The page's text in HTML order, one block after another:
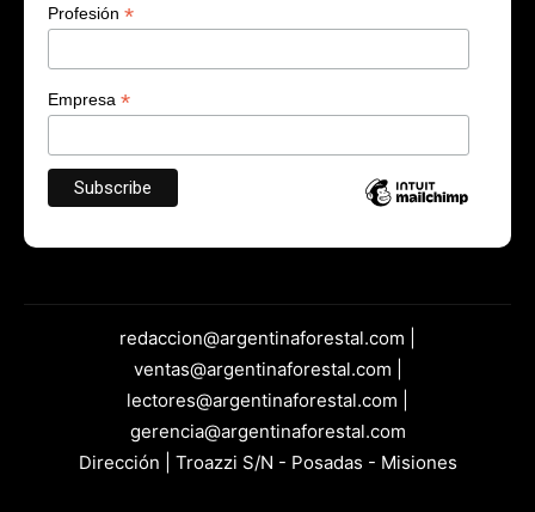
Profesión *
Empresa *
redaccion@argentinaforestal.com |
ventas@argentinaforestal.com |
lectores@argentinaforestal.com |
gerencia@argentinaforestal.com
Dirección | Troazzi S/N - Posadas - Misiones